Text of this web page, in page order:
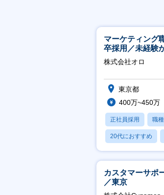
マーケティング
卒採用／未経験
ーケティングが
実】
株式会社オロ
東京都
400万~450万
正社員採用 職
20代におすすめ
休日120日以上
カスタマーサポ
／東京